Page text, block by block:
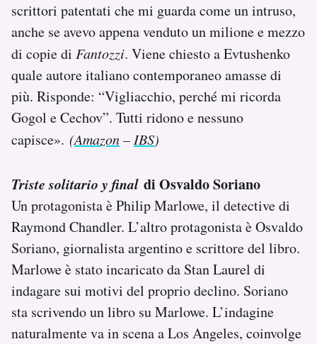
scrittori patentati che mi guarda come un intruso,
anche se avevo appena venduto un milione e mezzo
di copie di Fantozzi. Viene chiesto a Evtushenko
quale autore italiano contemporaneo amasse di
più. Risponde: “Vigliacchio, perché mi ricorda
Gogol e Cechov”. Tutti ridono e nessuno
capisce». (Amazon– IBS)
Triste solitario y final di Osvaldo Soriano
Un protagonista è Philip Marlowe, il detective di
Raymond Chandler. L’altro protagonista è Osvaldo
Soriano, giornalista argentino e scrittore del libro.
Marlowe è stato incaricato da Stan Laurel di
indagare sui motivi del proprio declino. Soriano
sta scrivendo un libro su Marlowe. L’indagine
naturalmente va in scena a Los Angeles, coinvolge